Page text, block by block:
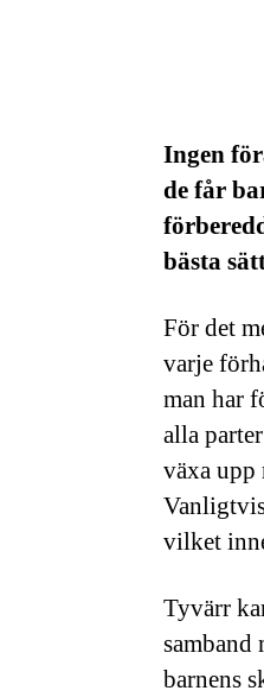
Ingen
de får
bästa
För det
varje
man har
alla
växa upp
vilket
Tyvärr
samband
barnens